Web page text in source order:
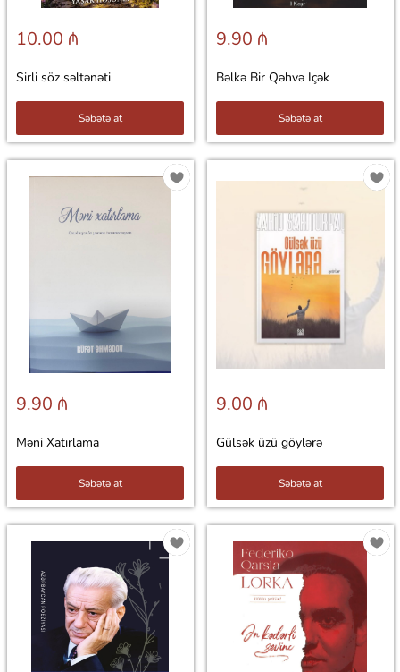
10.00 ₼
Sirli söz səltənəti
Səbətə at
9.90 ₼
Bəlkə Bir Qəhvə Içək
Səbətə at
9.90 ₼
Məni Xatırlama
Səbətə at
9.00 ₼
Gülsək üzü göylərə
Səbətə at